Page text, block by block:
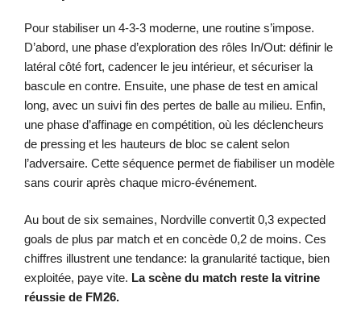
Pour stabiliser un 4-3-3 moderne, une routine s’impose.
D’abord, une phase d’exploration des rôles In/Out: définir le
latéral côté fort, cadencer le jeu intérieur, et sécuriser la
bascule en contre. Ensuite, une phase de test en amical
long, avec un suivi fin des pertes de balle au milieu. Enfin,
une phase d’affinage en compétition, où les déclencheurs
de pressing et les hauteurs de bloc se calent selon
l’adversaire. Cette séquence permet de fiabiliser un modèle
sans courir après chaque micro-événement.
Au bout de six semaines, Nordville convertit 0,3 expected
goals de plus par match et en concède 0,2 de moins. Ces
chiffres illustrent une tendance: la granularité tactique, bien
exploitée, paye vite. La scène du match reste la vitrine
réussie de FM26.